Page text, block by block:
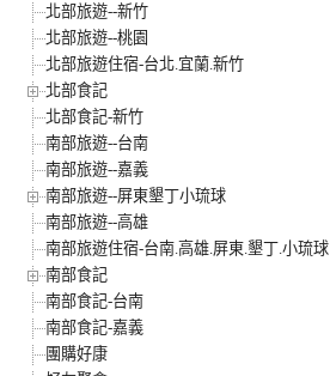
北部旅遊--新竹
北部旅遊--桃園
北部旅遊住宿-台北.宜蘭.新竹
北部食記
北部食記-新竹
南部旅遊--台南
南部旅遊--嘉義
南部旅遊--屏東墾丁小琉球
南部旅遊--高雄
南部旅遊住宿-台南.高雄.屏東.墾丁.小琉球
南部食記
南部食記-台南
南部食記-嘉義
團購好康